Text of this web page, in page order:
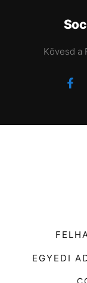
Kövesd a
EGYEDI